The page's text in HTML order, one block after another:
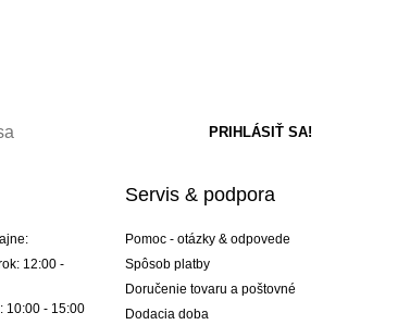
12:00 -
10:00 - 15:00
Servis & podpora
Pomoc - otázky & odpovede
Spôsob platby
Doručenie tovaru a poštovné
Dodacia doba